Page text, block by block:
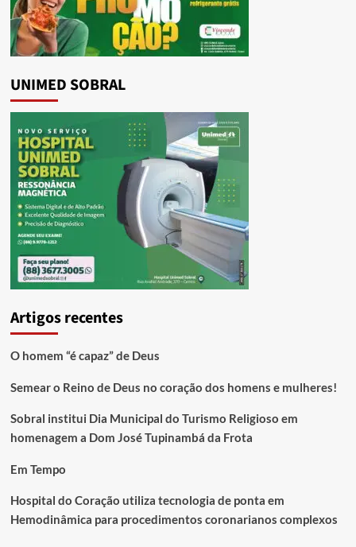
UNIMED SOBRAL
Artigos recentes
O homem “é capaz” de Deus
Semear o Reino de Deus no coração dos homens e mulheres!
Sobral institui Dia Municipal do Turismo Religioso em
homenagem a Dom José Tupinambá da Frota
Em Tempo
Hospital do Coração utiliza tecnologia de ponta em
Hemodinâmica para procedimentos coronarianos complexos